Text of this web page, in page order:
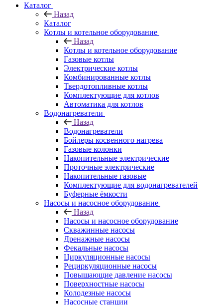
Каталог
Назад
Каталог
Котлы и котельное оборудование
Назад
Котлы и котельное оборудование
Газовые котлы
Электрические котлы
Комбинированные котлы
Твердотопливные котлы
Комплектующие для котлов
Автоматика для котлов
Водонагреватели
Назад
Водонагреватели
Бойлеры косвенного нагрева
Газовые колонки
Накопительные электрические
Проточные электрические
Накопительные газовые
Комплектующие для водонагревателей
Буферные ёмкости
Насосы и насосное оборудование
Назад
Насосы и насосное оборудование
Скважинные насосы
Дренажные насосы
Фекальные насосы
Циркуляционные насосы
Рециркуляционные насосы
Повышающие давление насосы
Поверхностные насосы
Колодезные насосы
Насосные станции